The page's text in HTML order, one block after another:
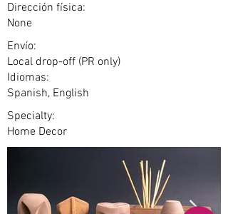
Dirección física:
None
Envío:
Local drop-off (PR only)
Idiomas:
Spanish, English
Specialty:
Home Decor